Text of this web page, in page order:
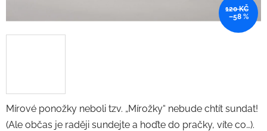
Mírové ponožky neboli tzv. „Mírožky“ nebude chtít sundat!
(Ale občas je raději sundejte a hoďte do pračky, víte co…).
120 KČ
–58 %